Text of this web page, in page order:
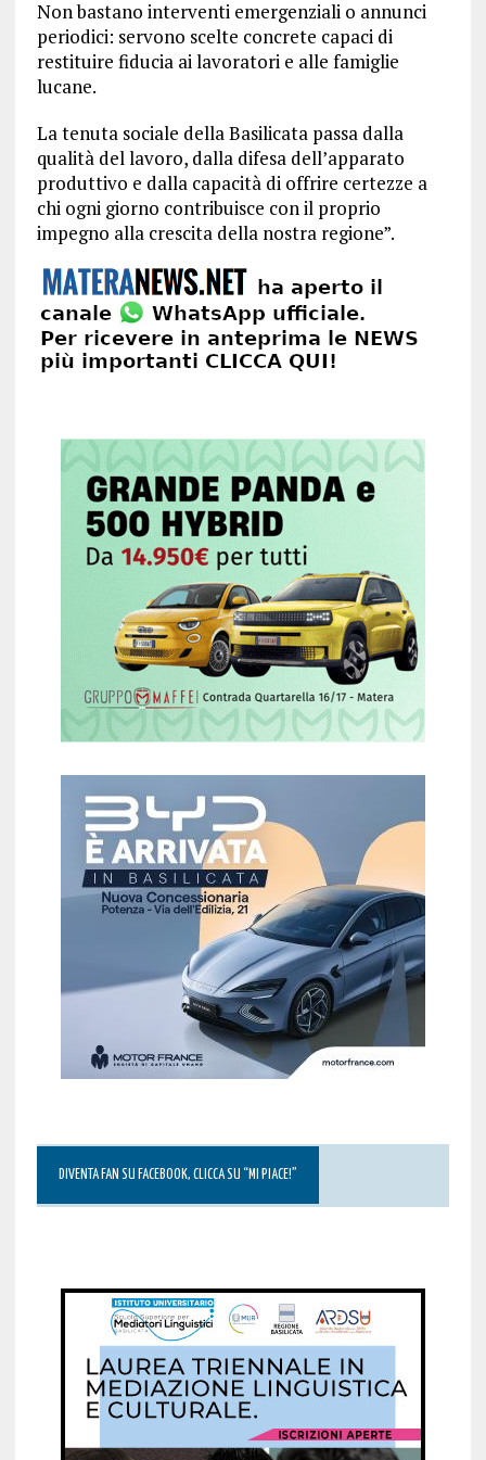
Non bastano interventi emergenziali o annunci
periodici: servono scelte concrete capaci di
restituire fiducia ai lavoratori e alle famiglie
lucane.
La tenuta sociale della Basilicata passa dalla
qualità del lavoro, dalla difesa dell’apparato
produttivo e dalla capacità di offrire certezze a
chi ogni giorno contribuisce con il proprio
impegno alla crescita della nostra regione”.
DIVENTA FAN SU FACEBOOK, CLICCA SU “MI PIACE!”